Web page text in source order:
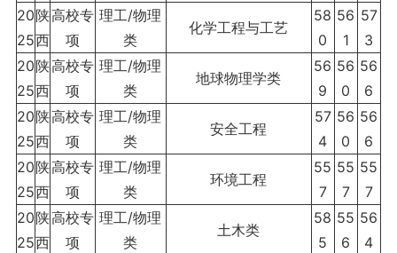
20
25
陕
西
高校专
项
理工/物理
类
化学工程与工艺
58
0
56
1
57
3
20
25
陕
西
高校专
项
理工/物理
类
地球物理学类
56
9
56
0
56
6
20
25
陕
西
高校专
项
理工/物理
类
安全工程
57
4
56
0
56
6
20
25
陕
西
高校专
项
理工/物理
类
环境工程
55
7
55
7
55
7
20
25
陕
西
高校专
项
理工/物理
类
土木类
58
5
55
6
56
4